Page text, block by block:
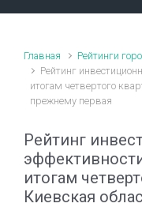
Главная Рейтинги
Рейтинг
итогам четвертого
прежнему первая
Рейтинг
итогам
Киевская